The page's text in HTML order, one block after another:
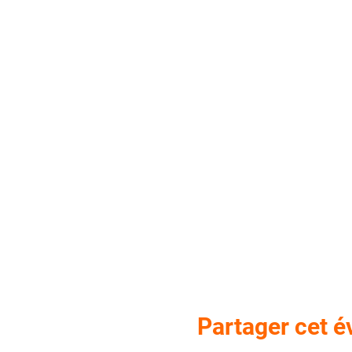
Partager cet